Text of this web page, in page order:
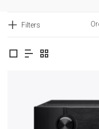
Filters